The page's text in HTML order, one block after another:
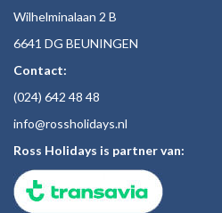
Wilhelminalaan 2 B
6641 DG BEUNINGEN
Contact:
(024) 642 48 48
info@rossholidays.nl
Ross Holidays is partner van: